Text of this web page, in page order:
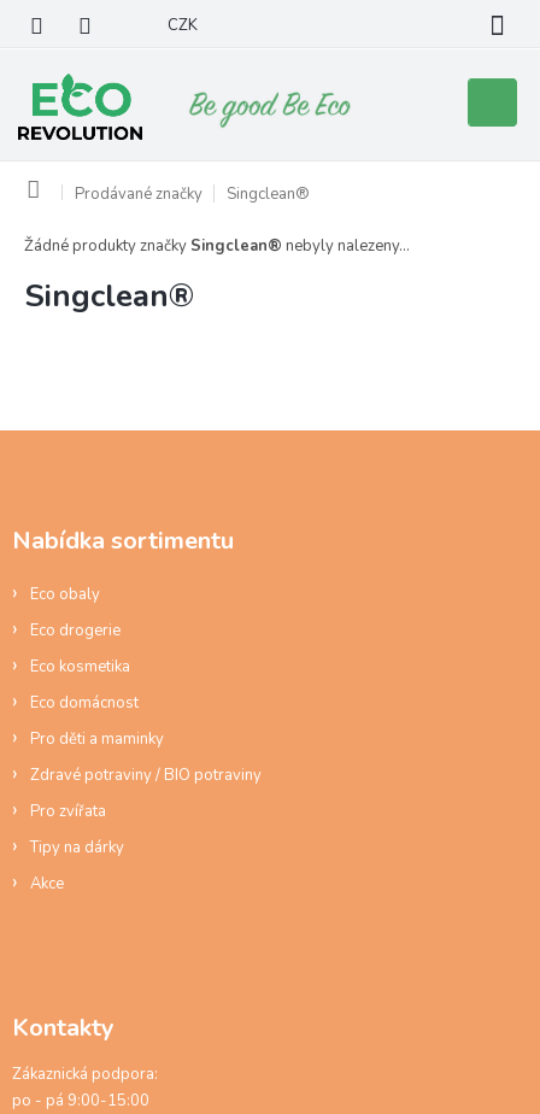
obsah
CZK
košík
Domů Prodávané značky Singclean®
Singclean®
Žádné produkty značky Singclean® nebyly nalezeny...
Nabídka sortimentu
Eco obaly
Eco drogerie
Eco kosmetika
Eco domácnost
Pro děti a maminky
Zdravé potraviny / BIO potraviny
Pro zvířata
Tipy na dárky
Akce
Kontakty
Zákaznická podpora:
po - pá 9:00-15:00